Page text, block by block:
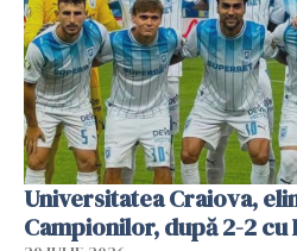
Universitatea Craiova,
Campionilor, după 2-2 cu